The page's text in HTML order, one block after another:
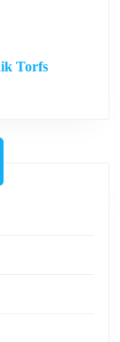
Torfs